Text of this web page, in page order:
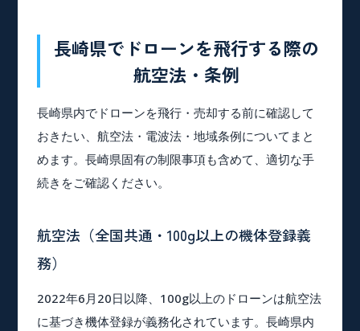
長崎県でドローンを飛行する際の
航空法・条例
長崎県内でドローンを飛行・売却する前に確認して
おきたい、航空法・電波法・地域条例についてまと
めます。長崎県固有の制限事項も含めて、適切な手
続きをご確認ください。
航空法（全国共通・100g以上の機体登録義
務）
2022年6月20日以降、100g以上のドローンは航空法
に基づき機体登録が義務化されています。長崎県内